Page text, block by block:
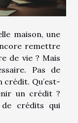
maison, une
remettre
de vie ? Mais
Pas de
crédit. Qu’est-
un crédit ?
crédits qui